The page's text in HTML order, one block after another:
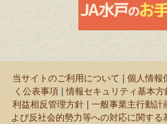
当サイトのご利用について 個人情報
く公表事項
情報セキュリティ基本方
利益相反管理方針
一般事業主行動計
よび反社会的勢力等への対応に関する